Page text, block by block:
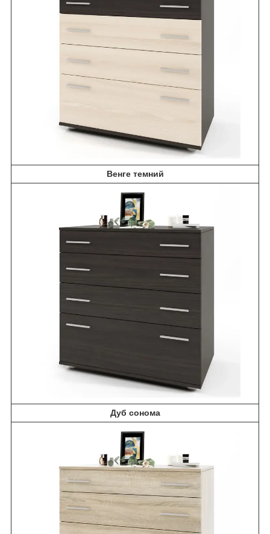
Венге темний
Дуб сонома